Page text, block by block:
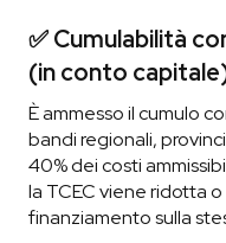
✅ Cumulabilità
(in conto
È ammesso il cumulo
bandi regionali,
40% dei costi
la TCEC viene ridotta
finanziamento sulla